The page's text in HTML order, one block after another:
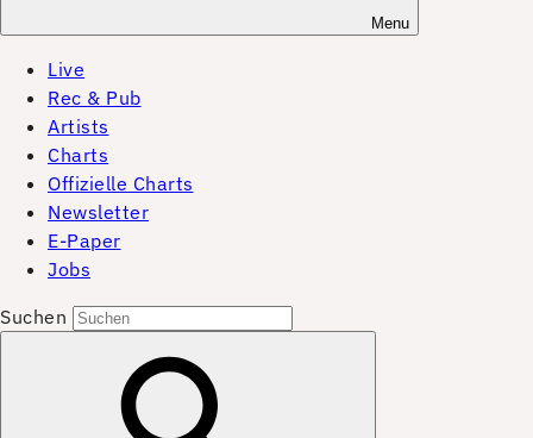
Menu
Live
Rec & Pub
Artists
Charts
Offizielle Charts
Newsletter
E-Paper
Jobs
Suchen